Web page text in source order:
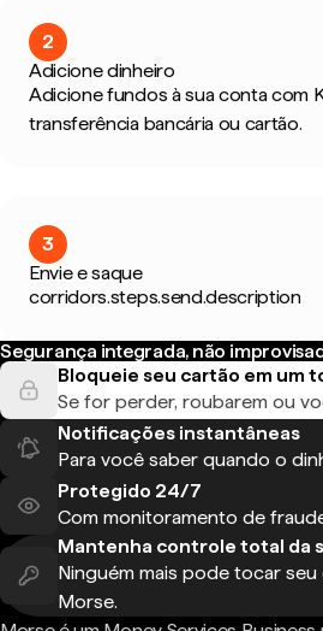
2
Adicione dinheiro
Adicione fundos à sua conta com
transferência bancária ou cartão.
3
Envie e saque
corridors.steps.send.description
Segurança integrada, não
Bloqueie seu cartão em um
Se for perder, roubarem ou
Notificações instantâneas
Para você saber quando o
Protegido 24/7
Com monitoramento de
Mantenha controle total da
Ninguém mais pode tocar seu
Morse.